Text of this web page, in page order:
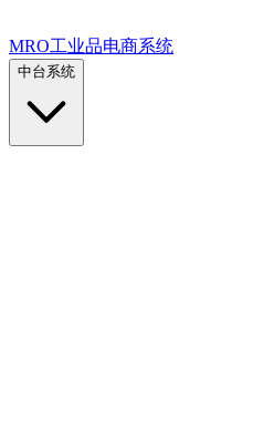
MRO工业品电商系统
中台系统